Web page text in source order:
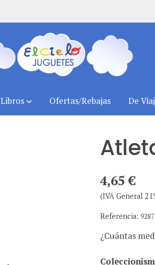
Libros Ofertas/Rebajas De
4,65 €
(IVA General
Referencia: 9287
¿Cuántas